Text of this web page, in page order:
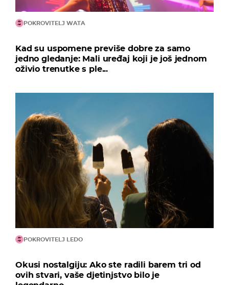
POKROVITELJ WATA
Kad su uspomene previše dobre za samo
jedno gledanje: Mali uređaj koji je još jednom
oživio trenutke s ple...
POKROVITELJ LEDO
Okusi nostalgiju: Ako ste radili barem tri od
ovih stvari, vaše djetinjstvo bilo je